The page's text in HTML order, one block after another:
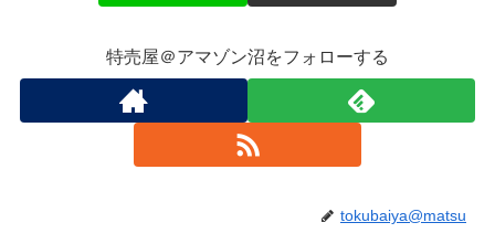
特売屋＠アマゾン沼をフォローする
tokubaiya@matsu